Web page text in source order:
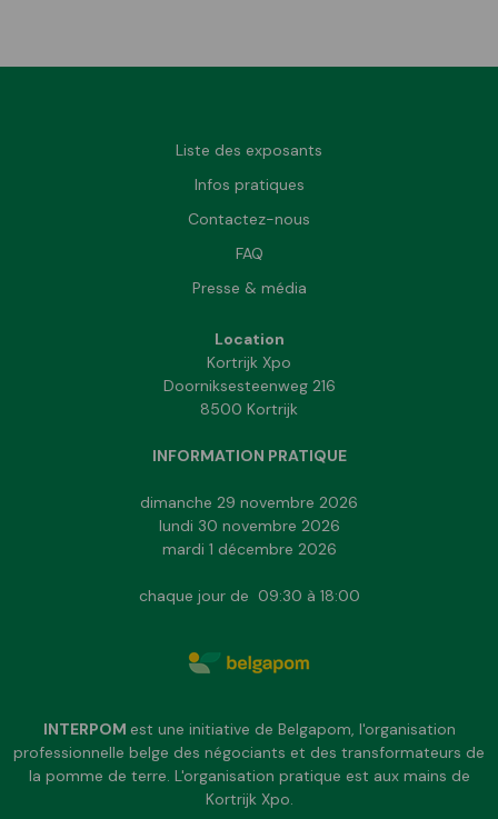
Liste des exposants
Infos pratiques
Contactez-nous
FAQ
Presse & média
Location
Kortrijk Xpo
Doorniksesteenweg 216
8500 Kortrijk
INFORMATION PRATIQUE
dimanche 29 novembre 2026
lundi 30 novembre 2026
mardi 1 décembre 2026
chaque jour de 09:30 à 18:00
INTERPOM est une initiative de Belgapom, l'organisation
professionnelle belge des négociants et des transformateurs de
la pomme de terre. L'organisation pratique est aux mains de
Kortrijk Xpo.